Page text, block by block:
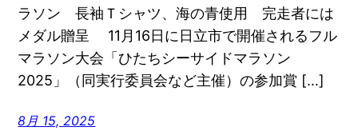
ラソン 長袖Ｔシャツ、海の青使用 完走者には
メダル贈呈 11月16日に日立市で開催されるフル
マラソン大会「ひたちシーサイドマラソン
2025」（同実行委員会など主催）の参加賞 […]
8月 15, 2025